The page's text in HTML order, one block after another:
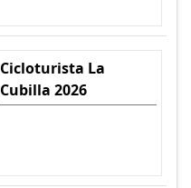
Cicloturista La
Cubilla 2026